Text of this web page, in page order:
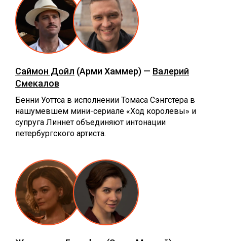
Саймон Дойл (Арми Хаммер) — Валерий
Смекалов
Бенни Уоттса в исполнении Томаса Сэнгстера в
нашумевшем мини-сериале «Ход королевы»‎ и
супруга Линнет объединяют интонации
петербургского артиста.